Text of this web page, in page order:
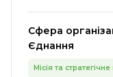
Сфера
Єднання
Місія та